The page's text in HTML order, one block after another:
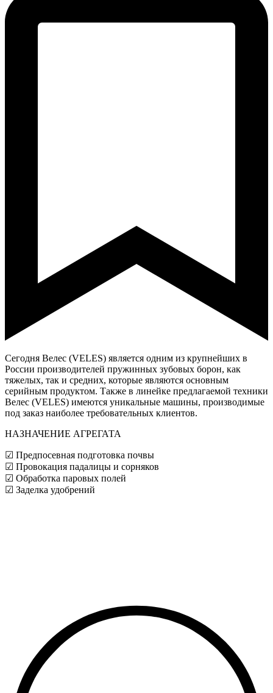
Сегодня Велес (VELES) является одним из крупнейших в
России производителей пружинных зубовых борон, как
тяжелых, так и средних, которые являются основным
серийным продуктом. Также в линейке предлагаемой техники
Велес (VELES) имеются уникальные машины, производимые
под заказ наиболее требовательных клиентов.
НАЗНАЧЕНИЕ АГРЕГАТА
☑ Предпосевная подготовка почвы
☑ Провокация падалицы и сорняков
☑ Обработка паровых полей
☑ Заделка удобрений